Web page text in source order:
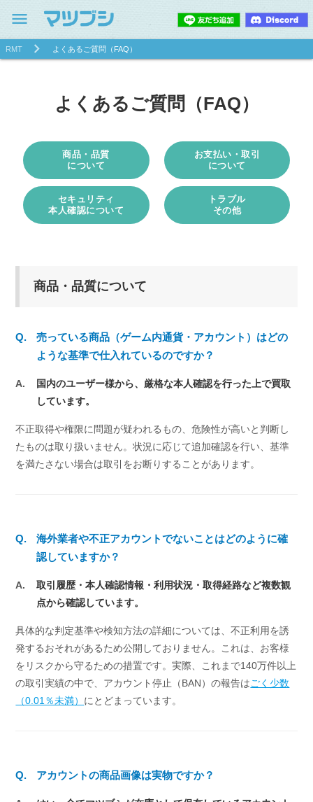
menu
RMT よくあるご質問（FAQ）
よくあるご質問（FAQ）
商品・品質
について
お支払い・取引
について
セキュリティ
本人確認について
トラブル
その他
商品・品質について
Q.
売っている商品（ゲーム内通貨・アカウント）はどの
ような基準で仕入れているのですか？
A.
国内のユーザー様から、厳格な本人確認を行った上で買取
しています。
不正取得や権限に問題が疑われるもの、危険性が高いと判断し
たものは取り扱いません。状況に応じて追加確認を行い、基準
を満たさない場合は取引をお断りすることがあります。
Q.
海外業者や不正アカウントでないことはどのように確
認していますか？
A.
取引履歴・本人確認情報・利用状況・取得経路など複数観
点から確認しています。
具体的な判定基準や検知方法の詳細については、不正利用を誘
発するおそれがあるため公開しておりません。これは、お客様
をリスクから守るための措置です。実際、これまで140万件以上
の取引実績の中で、アカウント停止（BAN）の報告はごく少数
（0.01％未満） にとどまっています。
Q. アカウントの商品画像は実物ですか？